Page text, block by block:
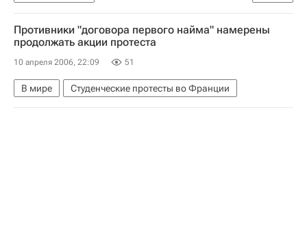
Поиск туристов, попавших под лавину в Хибинах
Противники "договора первого найма" намерены
продолжать акции протеста
10 апреля 2006, 22:09 51
В мире Студенческие протесты во Франции